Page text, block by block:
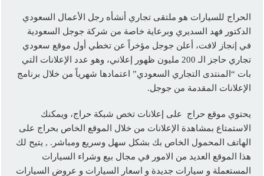
الحراج للسيارات هو ملتقى تجاري أنشأه رجل الأعمال السعودي
الدكتور فهد السديري وبرعاية خاصة من شركة جوجل السعودية
في إنجاز لافت، أعلن جوجل مؤخراً عن تخطي أول موقع سعودي
تجاري حاجز الـ 200 مليون ظهور إعلاني، وهو عدد الإعلانات التي
بات “المنتدى التجاري السعودي” اعتمادها شهرياً من خلال برنامج
الإعلانات المقدمة من جوجل.
يحتوي موقع حراج على إعلانات تخص شبكة حراج، ويمكنك
الاستمتاع بمشاهدة الإعلانات من خلال الموقع الخاص بحراج على
الهاتف المحمول الخاص بك بشكل سهل وسريع ومباشر. , يتيح لك
هذا الموقع العديد من الامور في مجال بيع وشراء السيارات
المستعملة و سيارات جديدة و اسعار السيارات و عروض السيارات